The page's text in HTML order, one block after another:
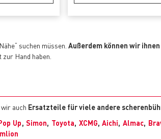
suchen müssen. Außerdem können wir
Hand haben.
auch Ersatzteile für viele andere
Up,Simon, Toyota, XCMG,Aichi,Almac,